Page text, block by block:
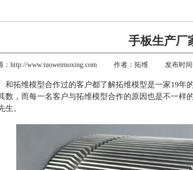
手板生产厂
：http://www.tuoweimoxing.com 作者：拓维 发布时间
和拓维模型合作过的客户都了解拓维模型是一家19年
数，而每一名客户与拓维模型合作的原因也是不一样
生。